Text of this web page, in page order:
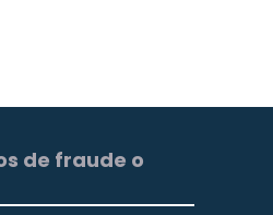
de fraude o